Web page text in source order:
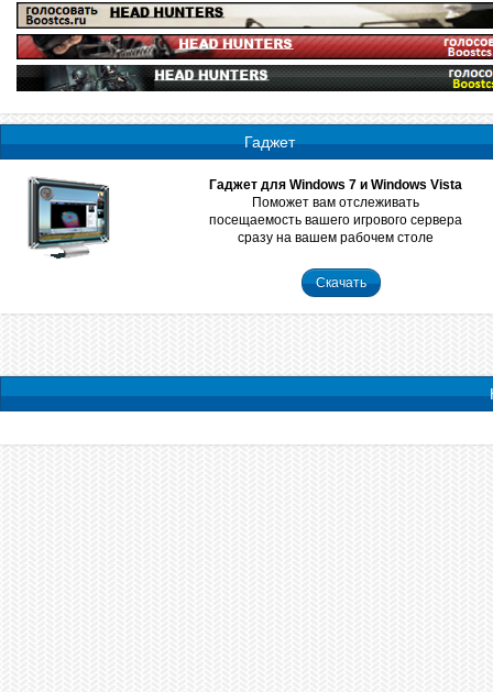
Гаджет
Гаджет для Windows 7 и Windows Vista
Поможет вам отслеживать
посещаемость вашего игрового сервера
сразу на вашем рабочем столе
Скачать